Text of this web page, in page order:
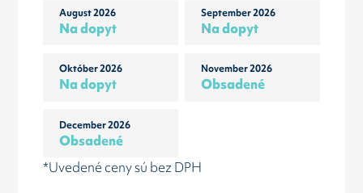
August 2026
Na dopyt
September 2026
Na dopyt
Október 2026
Na dopyt
November 2026
Obsadené
December 2026
Obsadené
*Uvedené ceny sú bez DPH